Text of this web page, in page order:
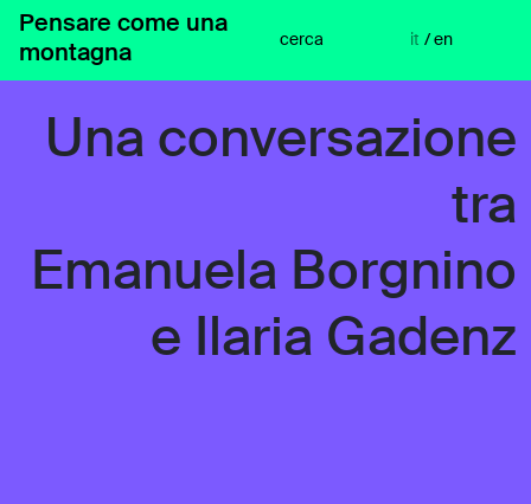
VaiPensare come una
montagna
cerca / en
it
Una conversazione
tra
Emanuela Borgnino
e Ilaria Gadenz